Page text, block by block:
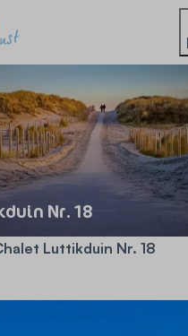
Nr. 18
Luttikduin Nr. 18